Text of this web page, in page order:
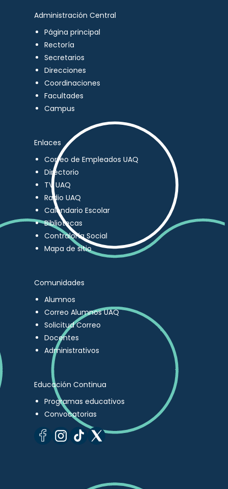
Administración Central
Página principal
Rectoría
Secretarios
Direcciones
Coordinaciones
Facultades
Campus
Enlaces
Correo de Empleados UAQ
Directorio
TV UAQ
Radio UAQ
Calendario Escolar
Bibliotecas
Contraloría Social
Mapa de sitio
Comunidades
Alumnos
Correo Alumnos UAQ
Solicitud Correo
Docentes
Administrativos
Educación Continua
Programas educativos
Convocatorias